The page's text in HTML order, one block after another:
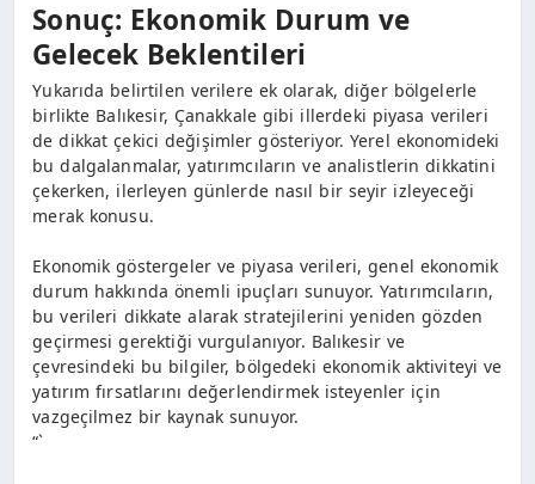
Sonuç: Ekonomik Durum ve
Gelecek Beklentileri
Yukarıda belirtilen verilere ek olarak, diğer bölgelerle
birlikte Balıkesir, Çanakkale gibi illerdeki piyasa verileri
de dikkat çekici değişimler gösteriyor. Yerel ekonomideki
bu dalgalanmalar, yatırımcıların ve analistlerin dikkatini
çekerken, ilerleyen günlerde nasıl bir seyir izleyeceği
merak konusu.
Ekonomik göstergeler ve piyasa verileri, genel ekonomik
durum hakkında önemli ipuçları sunuyor. Yatırımcıların,
bu verileri dikkate alarak stratejilerini yeniden gözden
geçirmesi gerektiği vurgulanıyor. Balıkesir ve
çevresindeki bu bilgiler, bölgedeki ekonomik aktiviteyi ve
yatırım fırsatlarını değerlendirmek isteyenler için
vazgeçilmez bir kaynak sunuyor.
“`